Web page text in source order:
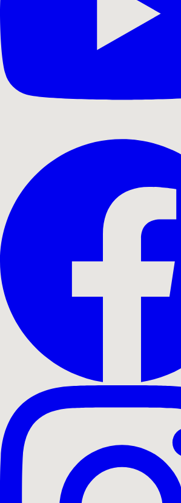
Professionel
videoproduktion
til levering.
Vi bringer din vision til live